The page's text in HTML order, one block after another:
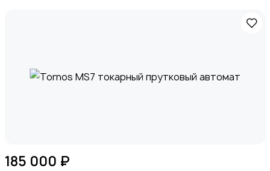
185 000 ₽